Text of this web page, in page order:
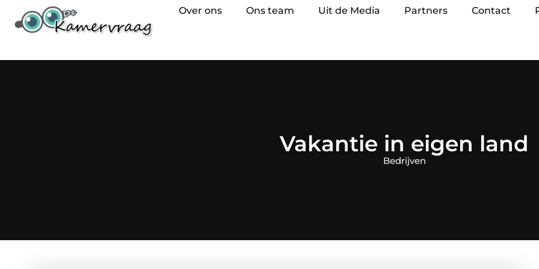
Over ons Ons team Uit de Media Partners Contact
Vakantie in eigen land
Bedrijven